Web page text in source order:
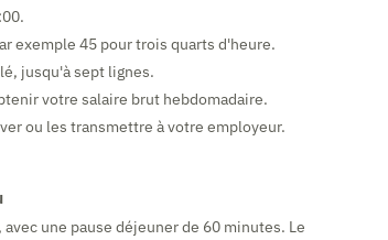
exemple 45 pour trois quarts d'heure.
jusqu'à sept lignes.
votre salaire brut hebdomadaire.
ou les transmettre à votre employeur.
une pause déjeuner de 60 minutes. Le